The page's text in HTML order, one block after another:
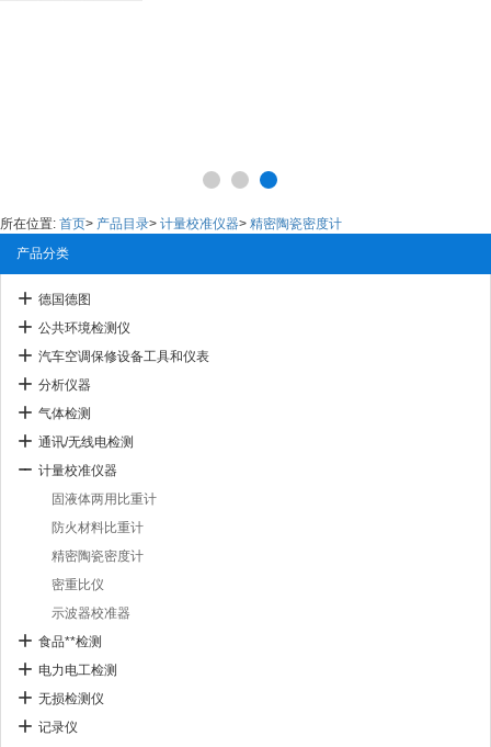
所在位置: 首页> 产品目录> 计量校准仪器> 精密陶瓷密度计
产品分类
德国德图
公共环境检测仪
汽车空调保修设备工具和仪表
分析仪器
气体检测
通讯/无线电检测
计量校准仪器
固液体两用比重计
防火材料比重计
精密陶瓷密度计
密重比仪
示波器校准器
食品**检测
电力电工检测
无损检测仪
记录仪